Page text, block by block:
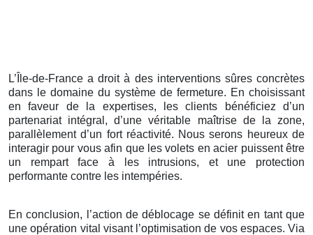
L’Île-de-France a droit à des interventions sûres concrètes
dans le domaine du système de fermeture. En choisissant
en faveur de la expertises, les clients bénéficiez d’un
partenariat intégral, d’une véritable maîtrise de la zone,
parallèlement d’un fort réactivité. Nous serons heureux de
interagir pour vous afin que les volets en acier puissent être
un rempart face à les intrusions, et une protection
performante contre les intempéries.
En conclusion, l’action de déblocage se définit en tant que
une opération vital visant l’optimisation de vos espaces. Via